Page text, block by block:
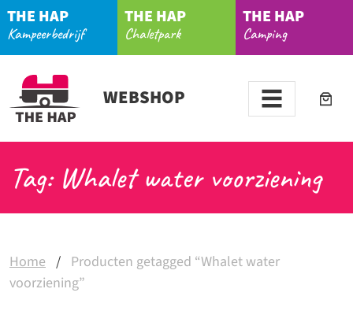
THE HAP
Kampeerbedrijf
THE HAP
Chaletpark
THE HAP
Camping
WEBSHOP
Tag: Whalet water voorziening
Home / Producten getagged “Whalet water
voorziening”